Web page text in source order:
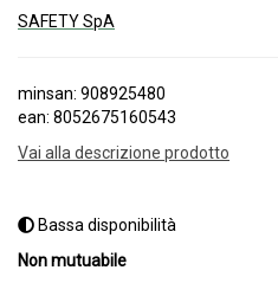
SAFETY SpA
minsan: 908925480
ean: 8052675160543
Vai alla descrizione prodotto
Bassa disponibilità
Non mutuabile